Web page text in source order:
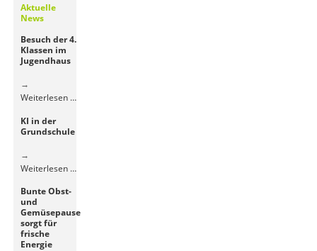
Aktuelle
News
Besuch der 4.
Klassen im
Jugendhaus
Weiterlesen …Besuch
KI in der
Grundschule
Weiterlesen …KI
Bunte Obst-
und
Gemüsepause
sorgt für
frische
Energie